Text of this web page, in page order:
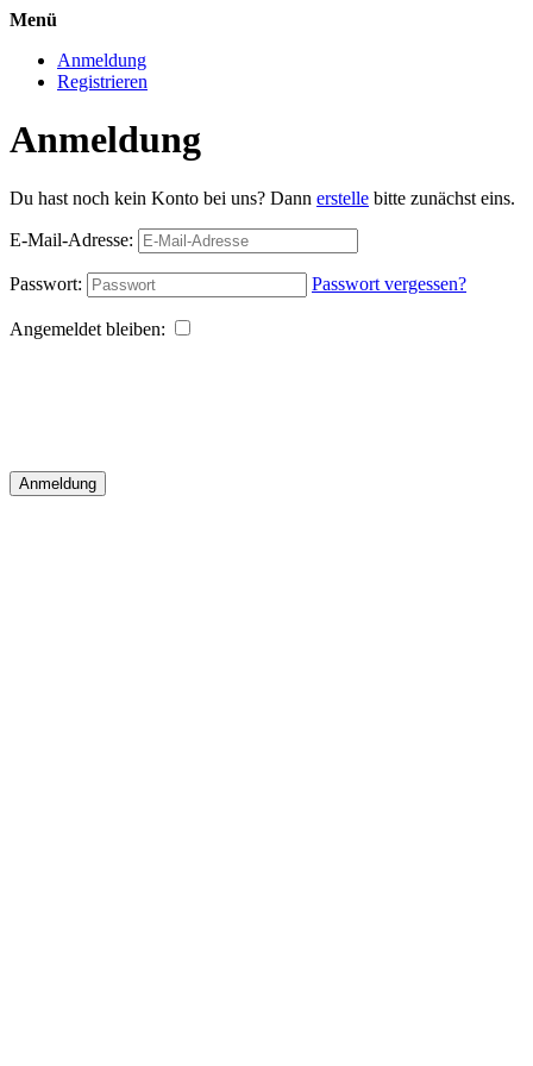
Menü
Anmeldung
Registrieren
Anmeldung
Du hast noch kein Konto bei uns? Dann erstelle bitte zunächst eins.
E-Mail-Adresse:
Passwort: Passwort vergessen?
Angemeldet bleiben:
Anmeldung